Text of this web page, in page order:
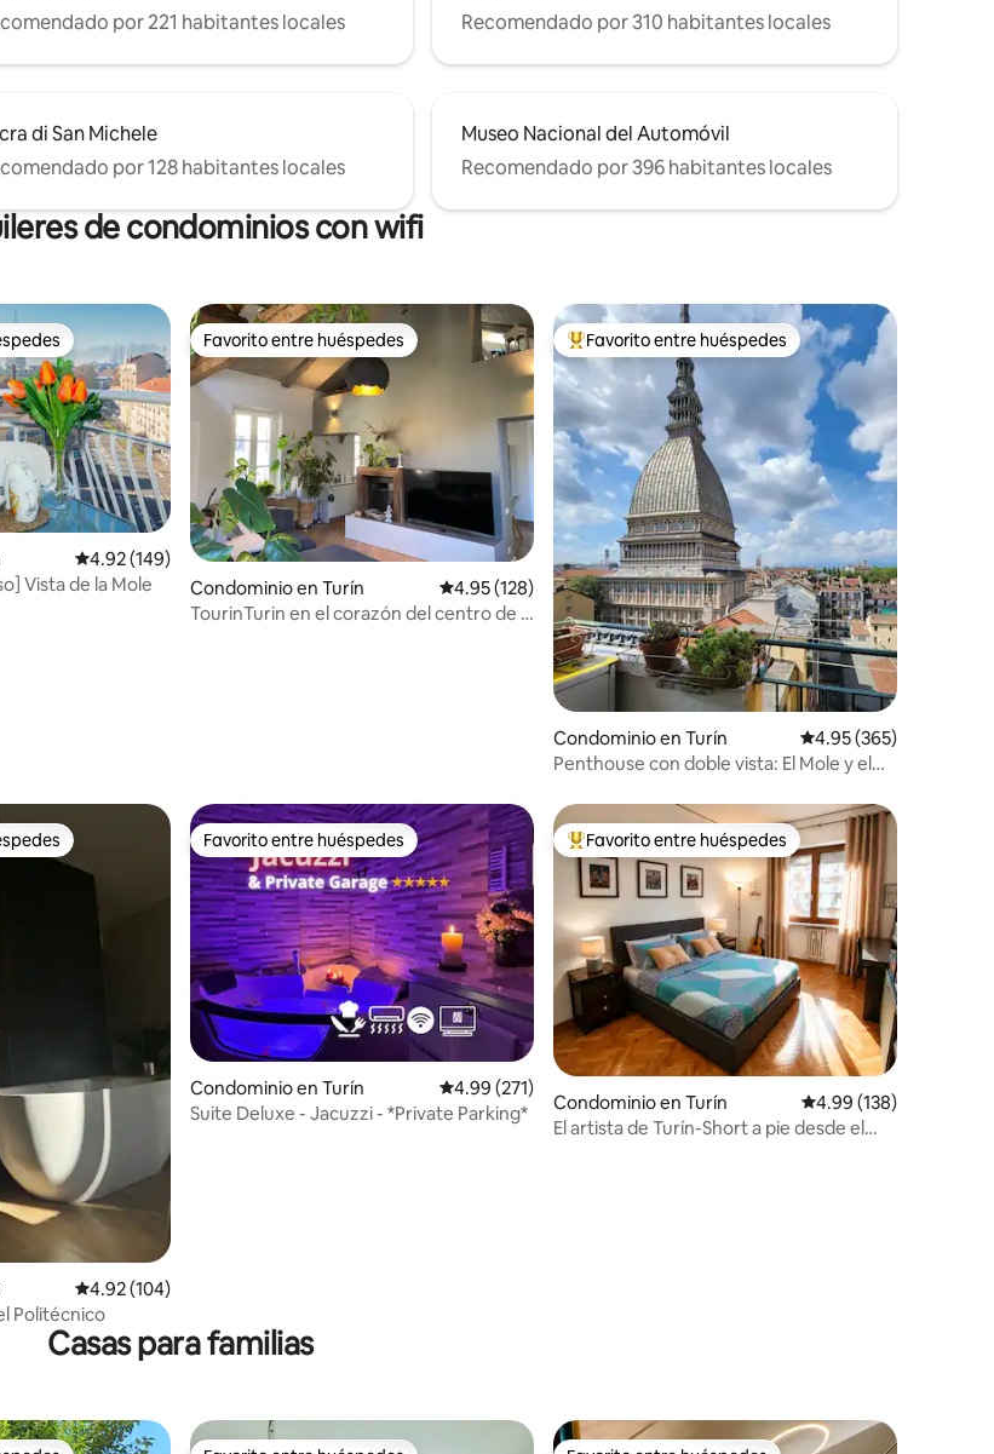
por 221 habitantes locales
Recomendado por 310 habitantes locales
di San Michele
por 128 habitantes locales
Museo Nacional del Automóvil
Recomendado por 396 habitantes locales
de condominios con wifi
evaluaciones
entre huéspedes
Calificación promedio: 4.92 de 5; 149 evaluaciones
4.92 (149)
Vista de la Mole
Favorito entre huéspedes
Favorito entre huéspedes
Condominio en Turín Calificación promedio: 4.95 de 5; 128 evaluaciones
4.95 (128)
TourinTurin en el corazón del centro de la
De los mejores en Favorito entre huéspedes
Favorito entre huéspedes
Condominio en Turín Calificación promedio:
4.95 (365)
Penthouse con doble vista: El Mole y el
evaluaciones
entre huéspedes
Calificación promedio: 4.92 de 5; 104 evaluaciones
4.92 (104)
Politécnico
Favorito entre huéspedes
Favorito entre huéspedes
Condominio en Turín Calificación promedio: 4.99 de 5; 271 evaluaciones
4.99 (271)
Suite Deluxe - Jacuzzi - *Private Parking*
De los mejores en Favorito entre huéspedes
Favorito entre huéspedes
Condominio en Turín Calificación promedio:
4.99 (138)
El artista de Turín-Short a pie desde el
Casas para familias